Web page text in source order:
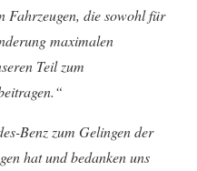
Fahrzeugen, die sowohl für
maximalen
Teil zum
Benz zum Gelingen der
hat und bedanken uns